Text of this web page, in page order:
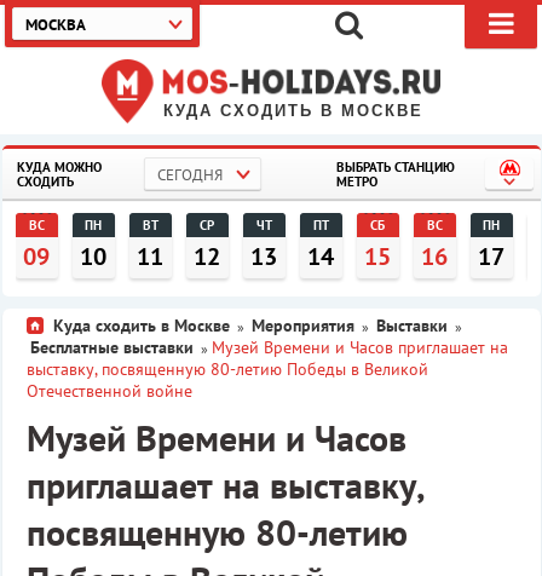
КУДА СХОДИТЬ В МОСКВЕ
МОСКВА
КУДА МОЖНО
СХОДИТЬ
СЕГОДНЯ
ВЫБРАТЬ СТАНЦИЮ
МЕТРО
ВС
09
ПН
10
ВТ
11
СР
12
ЧТ
13
ПТ
14
СБ
15
ВС
16
ПН
17
Куда сходить в Москве » Мероприятия » Выставки »
Бесплатные выставки » Музей Времени и Часов приглашает на
выставку, посвященную 80-летию Победы в Великой
Отечественной войне
Музей Времени и Часов
приглашает на выставку,
посвященную 80-летию